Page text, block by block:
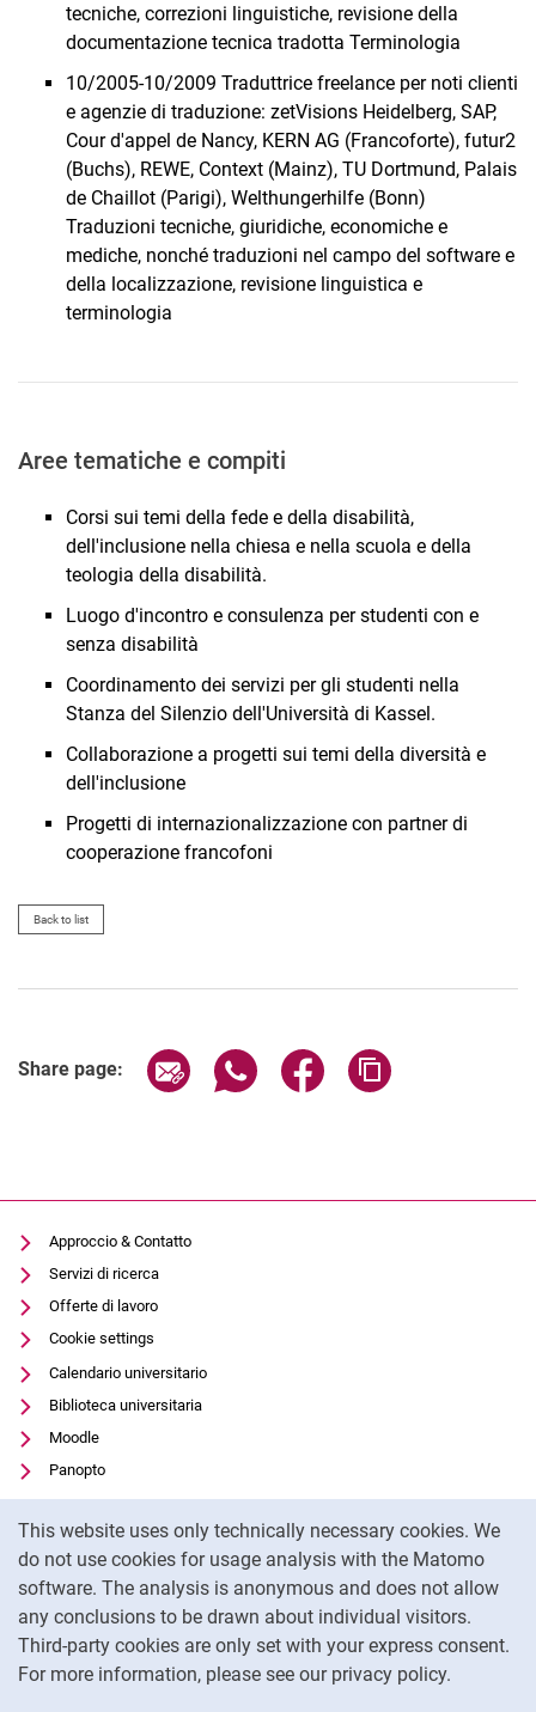
This website uses only technically necessary cookies. We
do not use cookies for usage analysis with the Matomo
software. The analysis is anonymous and does not allow
any conclusions to be drawn about individual visitors.
Third-party cookies are only set with your express consent.
For more information, please see our privacy policy.
tecniche, correzioni linguistiche, revisione della
documentazione tecnica tradotta Terminologia
10/2005-10/2009 Traduttrice freelance per noti clienti
e agenzie di traduzione: zetVisions Heidelberg, SAP,
Cour d'appel de Nancy, KERN AG (Francoforte), futur2
(Buchs), REWE, Context (Mainz), TU Dortmund, Palais
de Chaillot (Parigi), Welthungerhilfe (Bonn)
Traduzioni tecniche, giuridiche, economiche e
mediche, nonché traduzioni nel campo del software e
della localizzazione, revisione linguistica e
terminologia
Aree tematiche e compiti
Corsi sui temi della fede e della disabilità,
dell'inclusione nella chiesa e nella scuola e della
teologia della disabilità.
Luogo d'incontro e consulenza per studenti con e
senza disabilità
Coordinamento dei servizi per gli studenti nella
Stanza del Silenzio dell'Università di Kassel.
Collaborazione a progetti sui temi della diversità e
dell'inclusione
Progetti di internazionalizzazione con partner di
cooperazione francofoni
Back to list
Share page: Share page via email
Share page via WhatsApp
Share page via
Approccio & Contatto
Servizi di ricerca
Offerte di lavoro
Cookie settings
Calendario universitario
Biblioteca universitaria
Moodle
Panopto
Protezione dei dati
Accessibilità
Utilizzo trasparente dell'intelligenza artificiale
Impronta